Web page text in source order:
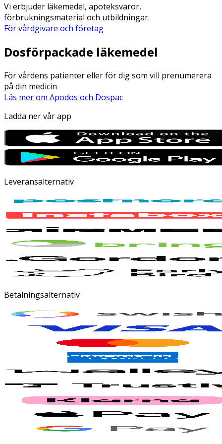
Vi erbjuder läkemedel, apoteksvaror,
förbrukningsmaterial och utbildningar.
För vårdgivare och företag
Dosförpackade läkemedel
För vårdens patienter eller för dig som vill prenumerera
på din medicin
Läs mer om Apodos och Dospac
Ladda ner vår app
Leveransalternativ
Betalningsalternativ